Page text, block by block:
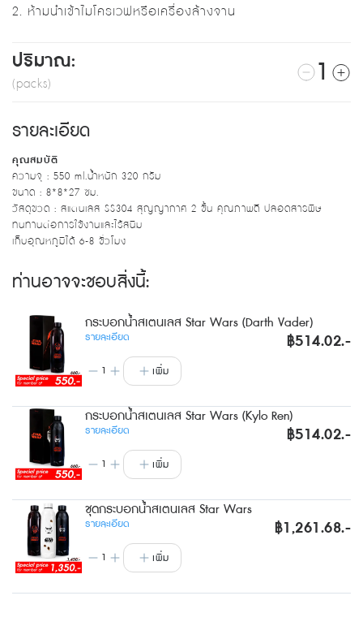
2. ห้ามนำเข้าไมโครเวฟหรือเครื่องล้างจาน
ปริมาณ:
(packs) 1
รายละเอียด
คุณสมบัติ
ความจุ : 550 ml.น้ำหนัก 320 กรัม
ขนาด : 8*8*27 ซม.
วัสดุขวด : สแตนเลส SS304 สุญญากาศ 2 ชั้น คุณภาพดี ปลอดสารพิษ
ทนทานต่อการใช้งานและไร้สนิม
เก็บอุณหภูมิได้ 6-8 ชั่วโมง
ท่านอาจจะชอบสิ่งนี้:
กระบอกน้ำสเตนเลส Star Wars (Darth Vader)
รายละเอียด ฿514.02.-
1 เพิ่ม
กระบอกน้ำสเตนเลส Star Wars (Kylo Ren)
รายละเอียด ฿514.02.-
1 เพิ่ม
ชุดกระบอกน้ำสเตนเลส Star Wars
รายละเอียด ฿1,261.68.-
1 เพิ่ม